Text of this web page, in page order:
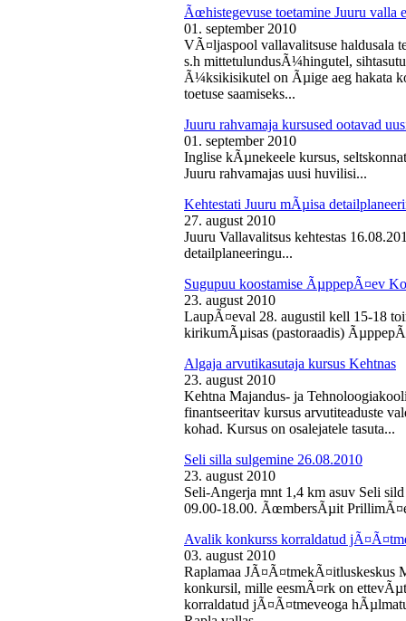
Ãœhistegevuse toetamine Juuru valla
01. september 2010
VÃ¤ljaspool vallavalitsuse haldusala
s.h mittetulundusÃ¼hingutel,
Ã¼ksikisikutel on Ãµige aeg hakata
toetuse saamiseks...
Juuru rahvamaja kursused ootavad
01. september 2010
Inglise kÃµnekeele kursus,
Juuru rahvamajas uusi huvilisi...
Kehtestati Juuru mÃµisa
27. august 2010
Juuru Vallavalitsus kehtestas
detailplaneeringu...
Sugupuu koostamise ÃµppepÃ¤ev
23. august 2010
LaupÃ¤eval 28. augustil kell 15-18
kirikumÃµisas (pastoraadis)
Algaja arvutikasutaja kursus Kehtnas
23. august 2010
Kehtna Majandus- ja
finantseeritav kursus arvutiteaduste
kohad. Kursus on osalejatele tasuta...
Seli silla sulgemine 26.08.2010
23. august 2010
Seli-Angerja mnt 1,4 km asuv Seli
09.00-18.00. ÃœmbersÃµit
Avalik konkurss korraldatud
03. august 2010
Raplamaa JÃ¤Ã¤tmekÃ¤itluskeskus
konkursil, mille eesmÃ¤rk on
korraldatud jÃ¤Ã¤tmeveoga